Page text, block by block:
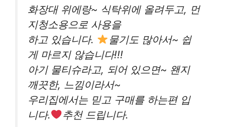
화장대 위에랑~ 식탁위에 올려두고, 먼
지청소용으로 사용을
하고 있습니다.
물기도 많아서~ 쉽
게 마르지 않습니다!!!
아기 물티슈라고, 되어 있으면~ 왠지
깨끗한, 느낌이라서~
우리집에서는 믿고 구매를 하는편 입
니다.
추천 드립니다.